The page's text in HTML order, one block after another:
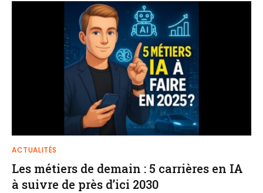
ACTUALITÉS
Les métiers de demain : 5 carrières en IA
à suivre de près d’ici 2030